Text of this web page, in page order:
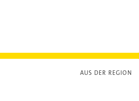
AUS DER REGION